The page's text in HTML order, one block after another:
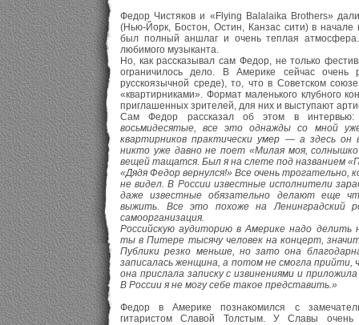
Федор Чистяков и «Flying Balalaika Brothers»
(Нью-Йорк, Бостон, Остин, Канзас сити) в начале
был полный аншлаг и очень теплая
любимого музыканта.
Но, как рассказывал сам Федор, не только
ограничилось дело. В Америке сейчас
русскоязычной среде), то, что в Советском
«квартирниками». Формат маленького клубного
приглашенных зрителей, для них и выступают
Сам Федор рассказал об этом в
восьмидесятые, все это однажды со мной
квартирников практически умер — а здесь он
никто уже давно не поет «Милая моя,
вещей тащатся. Был я на слете под названием
«Дядя Федор вернулся!» Все очень трогательно,
не видел. В России известные исполнители
даже известные обязательно делают еще
выжить. Все это похоже на Ленинградский
самоорганизация.
Российскую аудиторию в Америке надо делить
ты в Питере тысячу человек на концерт,
Публики резко меньше, но зато она
записалась женщина, а потом не смогла прийти,
она прислала записку с извинениями и
В России я не могу себе такое представить.»
Федор в Америке познакомился с
гитаристом Славой Толстым. У Славы